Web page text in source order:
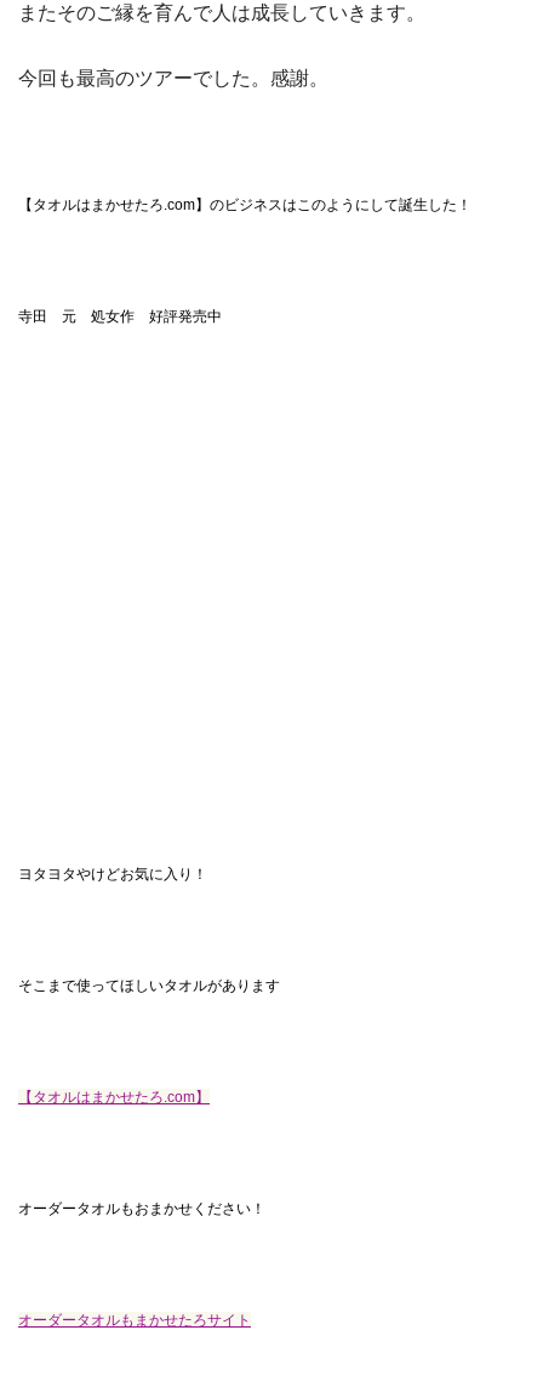
またそのご縁を育んで人は成長していきます。
今回も最高のツアーでした。感謝。
【タオルはまかせたろ.com】のビジネスはこのようにして誕生した！
寺田 元 処女作 好評発売中
ヨタヨタやけどお気に入り！
そこまで使ってほしいタオルがあります
【タオルはまかせたろ.com】
オーダータオルもおまかせください！
オーダータオルもまかせたろサイト